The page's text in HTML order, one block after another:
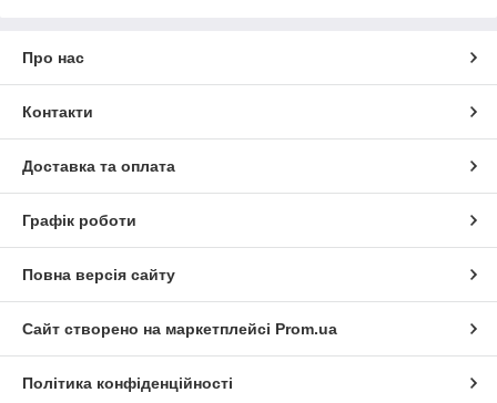
Про нас
Контакти
Доставка та оплата
Графік роботи
Повна версія сайту
Сайт створено на маркетплейсі Prom.ua
Політика конфіденційності